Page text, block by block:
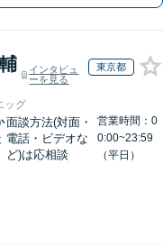
インタビュ
ーを見る
東京都
ッグ
面談方法(対面・
電話・ビデオな
ど)は応相談
営業時間：0
0:00~23:59
（平日）